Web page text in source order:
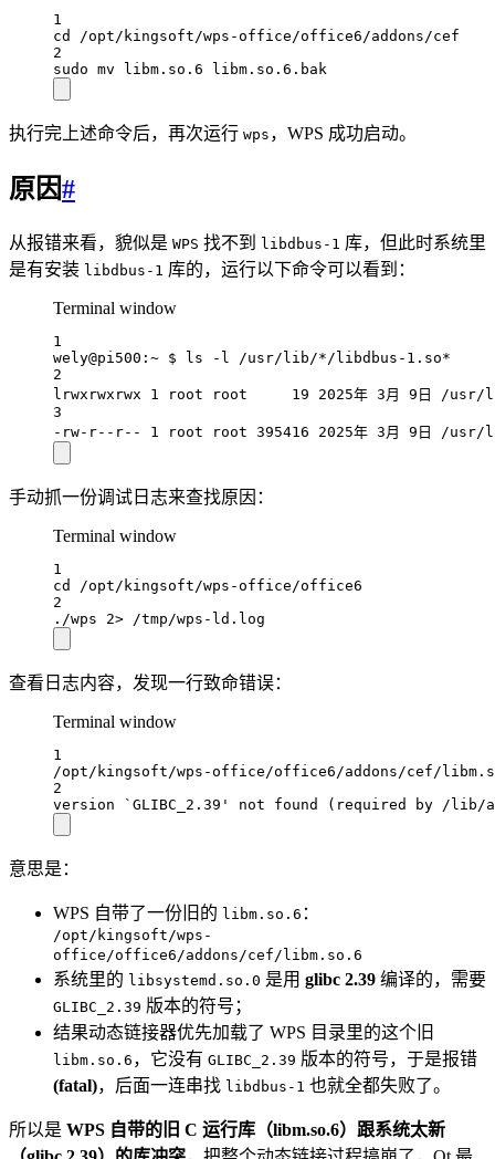
1
cd
/opt/kingsoft/wps-office/office6/addons/cef
2
sudo mv libm.so.6 libm.so.6.bak
执行完上述命令后，再次运行 wps ，WPS 成功启动。
原因#
从报错来看，貌似是 WPS 找不到 libdbus-1 库，但此时系统里
是有安装 libdbus-1 库的，运行以下命令可以看到：
Terminal window
1
wely@pi500:~ $ ls -l /usr/lib/* /libdbus-1.so*
2
lrwxrwxrwx
1 root root 19 2025年 3月 9日
/usr/
3
-rw-r--r--
1 root root 395416 2025年 3月 9日 /usr/
手动抓一份调试日志来查找原因：
Terminal window
1
cd
/opt/kingsoft/wps-office/office6
2
./wps
2> /tmp/wps-ld.log
查看日志内容，发现一行致命错误：
Terminal window
1
/opt/kingsoft/wps-office/office6/addons/cef/
2
version
` GLIBC_2.39' not found (required by /
意思是：
WPS 自带了一份旧的 libm.so.6 ：
/opt/kingsoft/wps-
office/office6/addons/cef/libm.so.6
系统里的 libsystemd.so.0 是用 glibc 2.39 编译的，需要
GLIBC_2.39 版本的符号；
结果动态链接器优先加载了 WPS 目录里的这个旧
libm.so.6 ，它没有 GLIBC_2.39 版本的符号，于是报错
(fatal)，后面一连串找 libdbus-1 也就全都失败了。
所以是 WPS 自带的旧 C 运行库（libm.so.6）跟系统太新